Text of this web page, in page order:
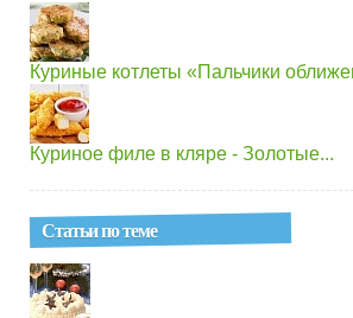
Куриные котлеты «Пальчики
Куриное филе в кляре - Золотые...
Статьи по теме